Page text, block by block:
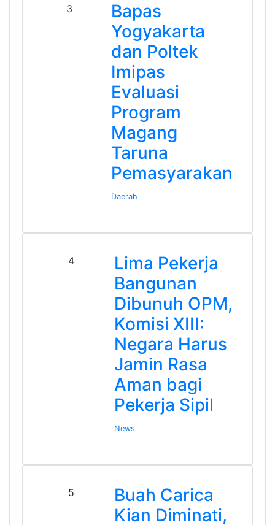
3
Bapas
Yogyakarta
dan Poltek
Imipas
Evaluasi
Program
Magang
Taruna
Pemasyarakan
Daerah
4
Lima Pekerja
Bangunan
Dibunuh OPM,
Komisi XIII:
Negara Harus
Jamin Rasa
Aman bagi
Pekerja Sipil
News
5
Buah Carica
Kian Diminati,